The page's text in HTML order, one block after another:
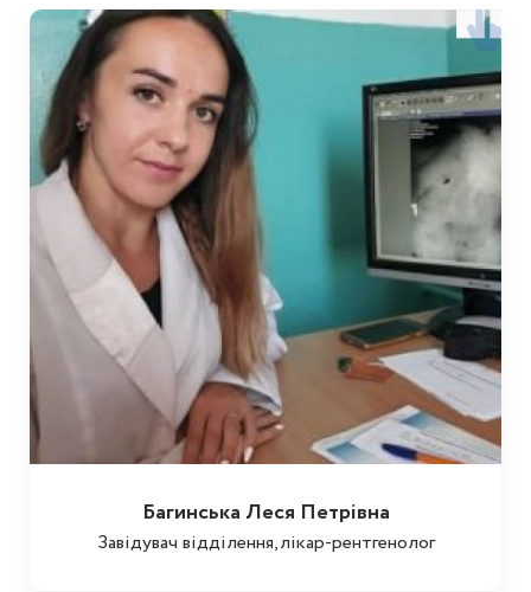
Багинська Леся Петрівна
Завідувач відділення,лікар-рентгенолог